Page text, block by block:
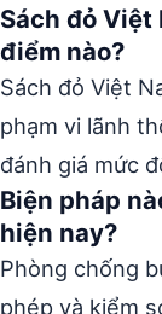
Sách đỏ Việt
điểm nào?
Sách đỏ Việt
phạm vi lãnh
đánh giá mức
Biện pháp
hiện nay?
Phòng chống
phép và kiểm